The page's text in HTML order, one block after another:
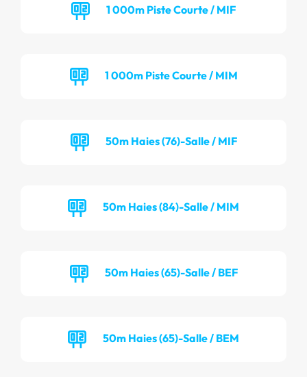
1 000m Piste Courte / MIF
1 000m Piste Courte / MIM
50m Haies (76)-Salle / MIF
50m Haies (84)-Salle / MIM
50m Haies (65)-Salle / BEF
50m Haies (65)-Salle / BEM